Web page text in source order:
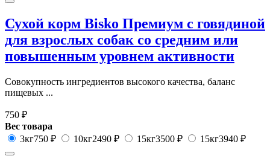
Сухой корм Bisko Премиум с говядиной
для взрослых собак со средним или
повышенным уровнем активности
Совокупность ингредиентов высокого качества, баланс
пищевых ...
750 ₽
Вес товара
3кг750 ₽ 10кг2490 ₽ 15кг3500 ₽ 15кг3940 ₽